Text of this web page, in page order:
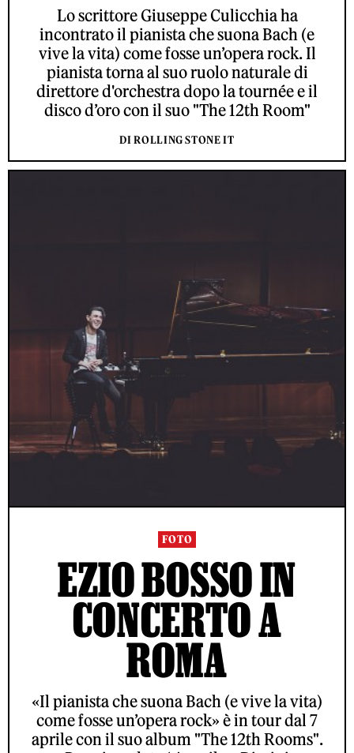
Lo scrittore Giuseppe Culicchia ha
incontrato il pianista che suona Bach (e
vive la vita) come fosse un’opera rock. Il
pianista torna al suo ruolo naturale di
direttore d'orchestra dopo la tournée e il
disco d’oro con il suo "The 12th Room"
DI ROLLING STONE IT
FOTO
EZIO BOSSO IN
CONCERTO A
ROMA
«Il pianista che suona Bach (e vive la vita)
come fosse un’opera rock» è in tour dal 7
aprile con il suo album "The 12th Rooms".